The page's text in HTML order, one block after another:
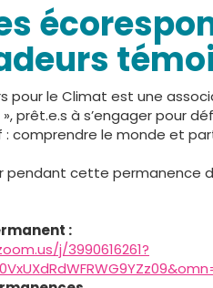
pour le Climat est une
prêt.e.s à s’engager pour
comprendre le monde et
pendant cette permanence
:
j/3990616261?